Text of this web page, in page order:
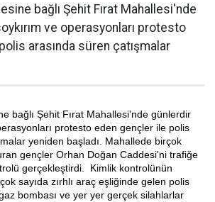
bağlı Şehit Fırat Mahallesi'nde
ve operasyonları protesto
arasında süren çatışmalar
bağlı Şehit Fırat Mahallesi'nde günlerdir
protesto eden gençler ile polis
yeniden başladı. Mahallede birçok
gençler Orhan Doğan Caddesi'ni trafiğe
gerçekleştirdi. Kimlik kontrolünün
sayıda zırhlı araç eşliğinde gelen polis
bombası ve yer yer gerçek silahlarlar